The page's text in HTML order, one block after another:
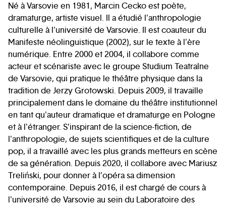
Né à Varsovie en 1981, Marcin Cecko est poète,
dramaturge, artiste visuel. Il a étudié l'anthropologie
culturelle à l'université de Varsovie. Il est coauteur du
Manifeste néolinguistique (2002), sur le texte à l'ère
numérique. Entre 2000 et 2004, il collabore comme
acteur et scénariste avec le groupe Studium Teatralne
de Varsovie, qui pratique le théâtre physique dans la
tradition de Jerzy Grotowski. Depuis 2009, il travaille
principalement dans le domaine du théâtre institutionnel
en tant qu'auteur dramatique et dramaturge en Pologne
et à l'étranger. S’inspirant de la science-fiction, de
l'anthropologie, de sujets scientifiques et de la culture
pop, il a travaillé avec les plus grands metteurs en scène
de sa génération. Depuis 2020, il collabore avec Mariusz
Treliński, pour donner à l’opéra sa dimension
contemporaine. Depuis 2016, il est chargé de cours à
l'université de Varsovie au sein du Laboratoire des